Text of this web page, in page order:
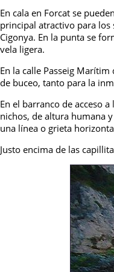
En cala en Forcat se
principal atractivo para los
Cigonya. En la punta se
vela ligera.
En la calle Passeig
de buceo, tanto para la
En el barranco de acceso
nichos, de altura humana
una línea o grieta
Justo encima de las